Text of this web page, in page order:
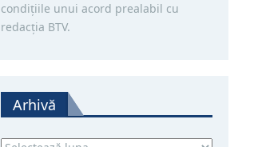
condiţiile unui acord prealabil cu
redacţia BTV.
Arhivă